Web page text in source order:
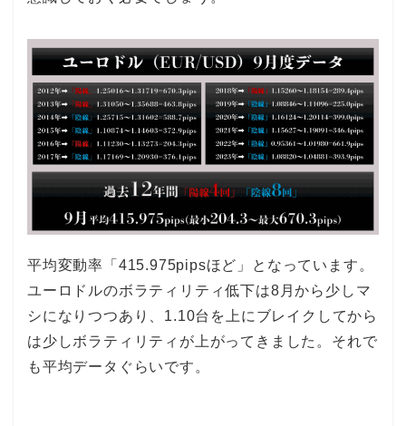
平均変動率「415.975pipsほど」となっています。
ユーロドルのボラティリティ低下は8月から少しマ
シになりつつあり、1.10台を上にブレイクしてから
は少しボラティリティが上がってきました。それで
も平均データぐらいです。